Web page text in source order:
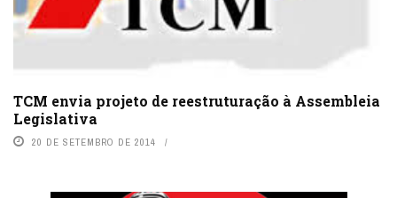
TCM envia projeto de reestruturação à Assembleia
Legislativa
20 DE SETEMBRO DE 2014